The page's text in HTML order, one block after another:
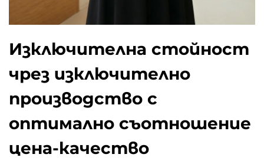
Изключителна стойност
чрез изключително
производство с
оптимално съотношение
цена-качество